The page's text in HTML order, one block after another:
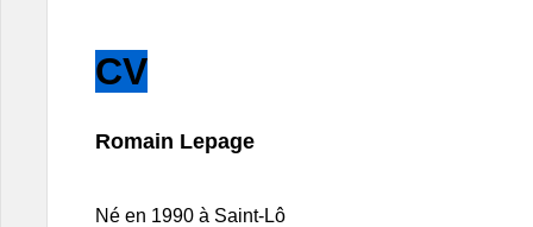
CV
Romain Lepage
Né en 1990 à Saint-Lô